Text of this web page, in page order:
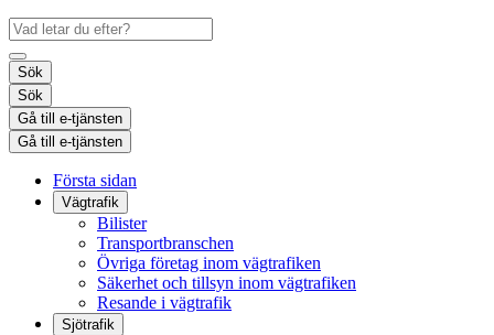
Sök
Sök
Gå till e-tjänsten
Gå till e-tjänsten
Första sidan
Vägtrafik
Bilister
Transportbranschen
Övriga företag inom vägtrafiken
Säkerhet och tillsyn inom vägtrafiken
Resande i vägtrafik
Sjötrafik